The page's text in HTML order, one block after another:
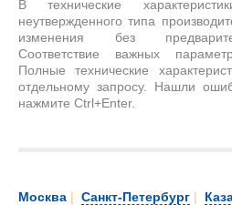
В технические
неутвержденного типа
изменения без
Соответствие важных
Полные технические
отдельному запросу. Нашли
нажмите Ctrl+Enter.
Москва | Санкт-Петербург |